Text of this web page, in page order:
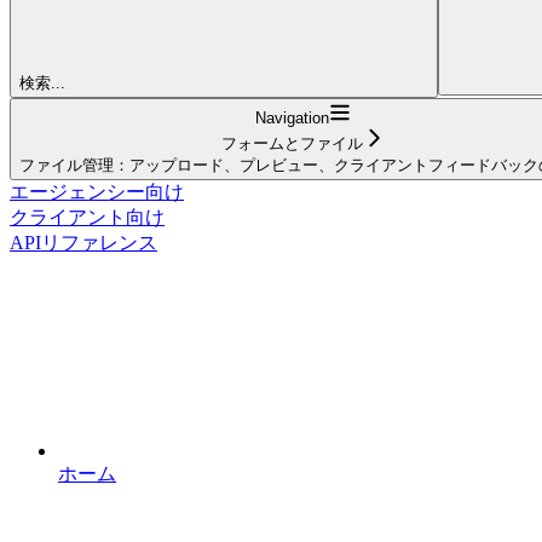
検索...
Navigation
フォームとファイル
ファイル管理：アップロード、プレビュー、クライアントフィードバッ
エージェンシー向け
クライアント向け
APIリファレンス
ホーム